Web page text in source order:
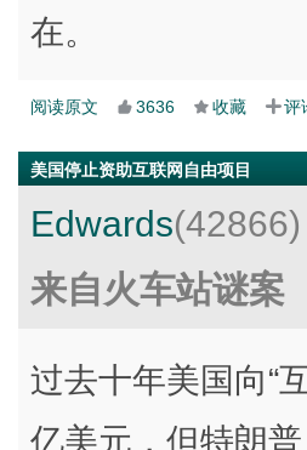
在。
阅读原文 3636 收藏 评
美国停止资助互联网自由项目
Edwards(42866)
来自火车站谜案
过去十年美国向“
亿美元，但特朗